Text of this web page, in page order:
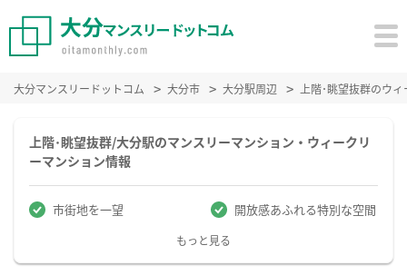
大分マンスリードットコム 大分市 大分駅周辺 上階･眺望抜群のウ
上階･眺望抜群/大分駅のマンスリーマンション・ウィークリ
ーマンション情報
市街地を一望 開放感あふれる特別な空間
もっと見る